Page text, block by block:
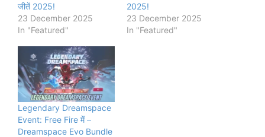
जीतें 2025!
23 December 2025
In "Featured"
2025!
23 December 2025
In "Featured"
Legendary Dreamspace
Event: Free Fire में –
Dreamspace Evo Bundle